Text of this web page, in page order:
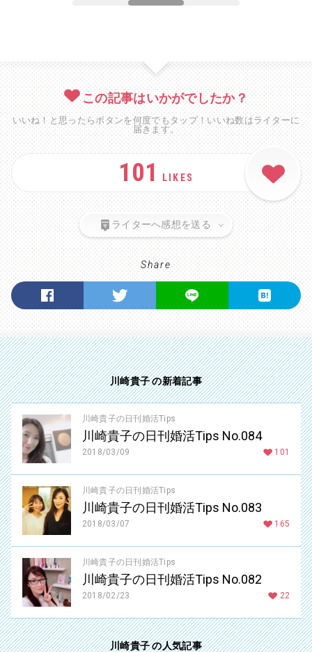
この記事はいかがでしたか？
いいね！と思ったらボタンを何度でもタップ！いいね数はライターに
届きます。
101 LIKES
ライターへ感想を送る
Share
川崎貴子 の新着記事
川崎貴子の日刊婚活Tips
川崎貴子の日刊婚活Tips No.084
2018/03/09 101
川崎貴子の日刊婚活Tips
川崎貴子の日刊婚活Tips No.083
2018/03/07 165
川崎貴子の日刊婚活Tips
川崎貴子の日刊婚活Tips No.082
2018/02/23 22
川崎貴子 の人気記事